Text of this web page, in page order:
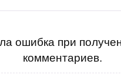
ошибка при
комментариев.